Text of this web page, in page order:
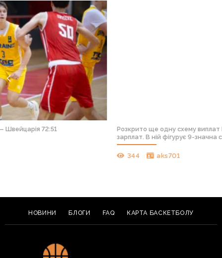
Розкрито ще одну схему виплат Каваю Ленарду в
зарплат. В ній фігурує 9-значна сума
НОВИНИ БЛОГИ FAQ КАРТА БАСКЕТБОЛУ